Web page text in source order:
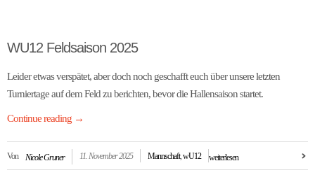
WU12 Feldsaison 2025
Leider etwas verspätet, aber doch noch geschafft euch über unsere letzten
Turniertage auf dem Feld zu berichten, bevor die Hallensaison startet.
Continue reading →
Von Nicole Gruner 11. November 2025 Mannschaft,wU12 weiterlesen